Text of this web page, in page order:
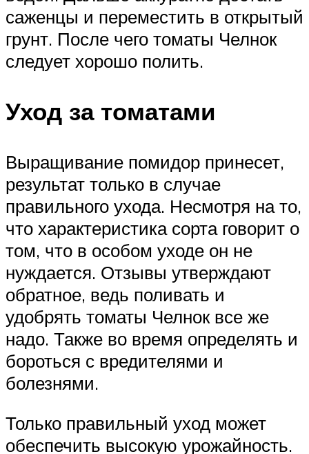
саженцы и переместить в открытый
грунт. После чего томаты Челнок
следует хорошо полить.
Уход за томатами
Выращивание помидор принесет,
результат только в случае
правильного ухода. Несмотря на то,
что характеристика сорта говорит о
том, что в особом уходе он не
нуждается. Отзывы утверждают
обратное, ведь поливать и
удобрять томаты Челнок все же
надо. Также во время определять и
бороться с вредителями и
болезнями.
Только правильный уход может
обеспечить высокую урожайность.